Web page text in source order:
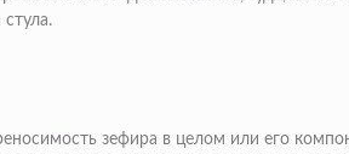
зефира в целом или его